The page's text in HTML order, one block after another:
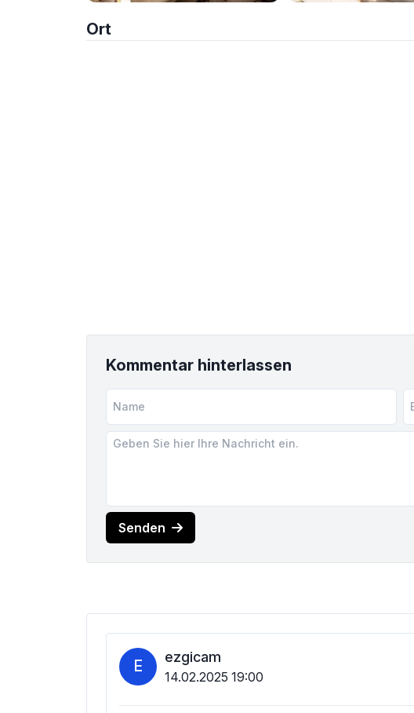
Ort
Kommentar hinterlassen
Senden
E ezgicam
14.02.2025 19:00